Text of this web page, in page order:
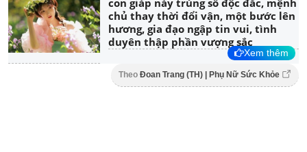
chủ thay thời đổi vận, một bước lên
hương, gia đạo ngập tin vui, tình
duyên thập phần vượng sắc
Xem thêm
Theo Đoan Trang (TH) | Phụ Nữ Sức Khỏe